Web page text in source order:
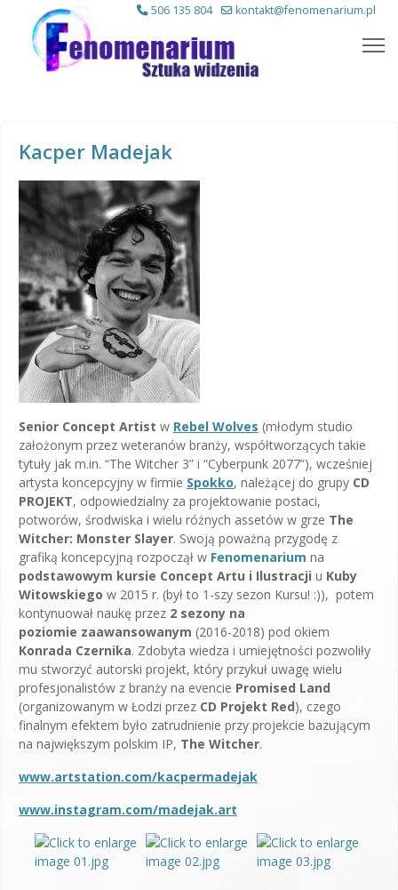
506 135 804 kontakt@fenomenarium.pl
Kacper Madejak
Senior Concept Artist w Rebel Wolves (młodym studio
założonym przez weteranów branży, współtworzących takie
tytuły jak m.in. “The Witcher 3” i “Cyberpunk 2077”), wcześniej
artysta koncepcyjny w firmie Spokko, należącej do grupy CD
PROJEKT, odpowiedzialny za projektowanie postaci,
potworów, środwiska i wielu różnych assetów w grze The
Witcher: Monster Slayer. Swoją poważną przygodę z
grafiką koncepcyjną rozpoczął w Fenomenarium na
podstawowym kursie Concept Artu i Ilustracji u Kuby
Witowskiego w 2015 r. (był to 1-szy sezon Kursu! :)), potem
kontynuował naukę przez 2 sezony na
poziomie zaawansowanym (2016-2018) pod okiem
Konrada Czernika. Zdobyta wiedza i umiejętności pozwoliły
mu stworzyć autorski projekt, który przykuł uwagę wielu
profesjonalistów z branży na evencie Promised Land
(organizowanym w Łodzi przez CD Projekt Red), czego
finalnym efektem było zatrudnienie przy projekcie bazującym
na największym polskim IP, The Witcher.
www.artstation.com/kacpermadejak
www.instagram.com/madejak.art